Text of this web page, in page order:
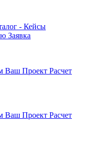
- Кейсы
Заявка
Ваш Проект Расчет
Ваш Проект Расчет